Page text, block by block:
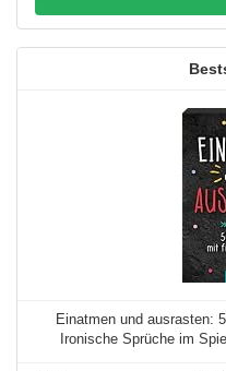
Einatmen und ausrasten:
Ironische Sprüche im